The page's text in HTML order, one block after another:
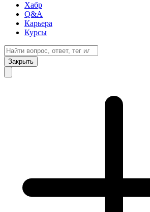
Хабр
Q&A
Карьера
Курсы
Закрыть